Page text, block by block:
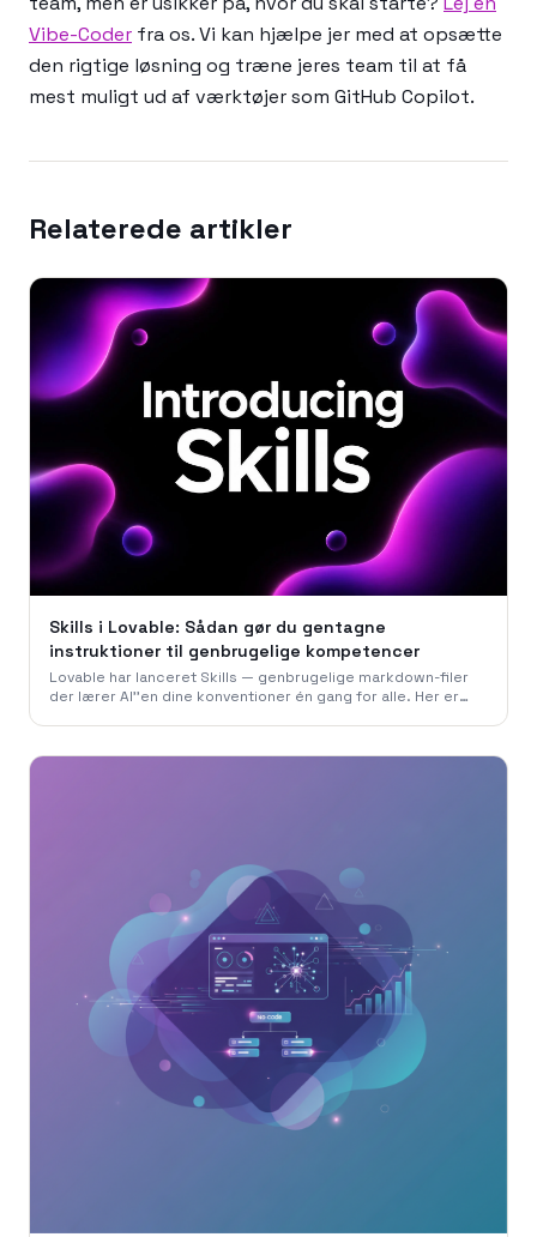
Vibe-Coder fra os. Vi kan hjælpe jer med at opsætte
den rigtige løsning og træne jeres team til at få
mest muligt ud af værktøjer som GitHub Copilot.
Relaterede artikler
Skills i Lovable: Sådan gør du gentagne
instruktioner til genbrugelige kompetencer
Lovable har lanceret Skills — genbrugelige markdown-filer
der lærer AI''en dine konventioner én gang for alle. Her er